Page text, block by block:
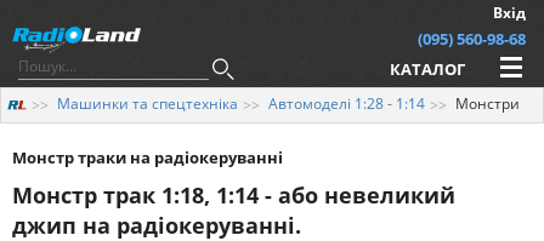
Вхід
(095) 560-98-68
КАТАЛОГ
Машинки та спецтехніка Автомоделі 1:28 - 1:14 Монстри
Монстр траки на радіокеруванні
Монстр трак 1:18, 1:14 - або невеликий
джип на радіокеруванні.